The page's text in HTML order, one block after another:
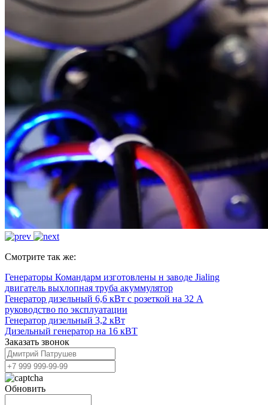
Смотрите так же:
Генераторы Командарм изготовлены н заводе Jialing
двигатель выхлопная труба акуммулятор
Генератор дизельный 6,6 кВт с розеткой на 32 А
руководство по эксплуатации
Генератор дизельный 3,2 кВт
Дизельный генератор на 16 кВТ
Заказать звонок
Обновить